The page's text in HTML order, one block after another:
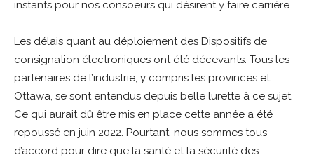
instants pour nos consoeurs qui désirent y faire carrière.
Les délais quant au déploiement des Dispositifs de
consignation électroniques ont été décevants. Tous les
partenaires de l’industrie, y compris les provinces et
Ottawa, se sont entendus depuis belle lurette à ce sujet.
Ce qui aurait dû être mis en place cette année a été
repoussé en juin 2022. Pourtant, nous sommes tous
d’accord pour dire que la santé et la sécurité des